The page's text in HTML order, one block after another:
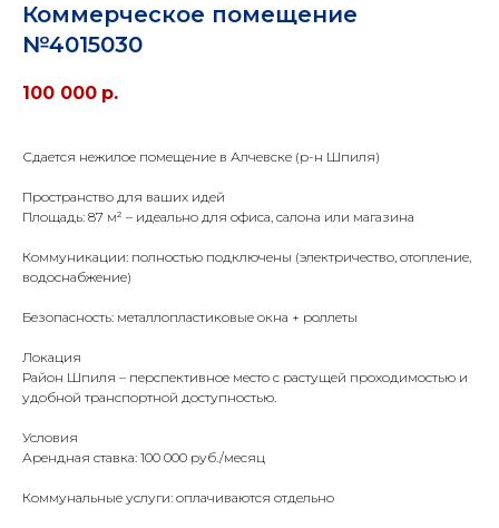
Коммерческое помещение
№4015030
100 000 р.
Сдается нежилое помещение в Алчевске (р-н Шпиля)
Пространство для ваших идей
Площадь: 87 м² – идеально для офиса, салона или магазина
Коммуникации: полностью подключены (электричество, отопление,
водоснабжение)
Безопасность: металлопластиковые окна + роллеты
Локация
Район Шпиля – перспективное место с растущей проходимостью и
удобной транспортной доступностью.
Условия
Арендная ставка: 100 000 руб./месяц
Коммунальные услуги: оплачиваются отдельно